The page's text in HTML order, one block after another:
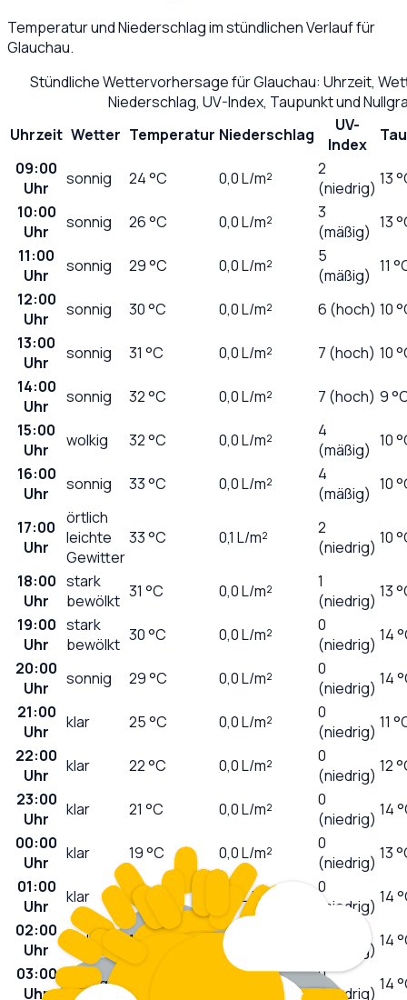
Temperatur und Niederschlag im stündlichen Verlauf für
Glauchau.
Stündliche Wettervorhersage fürGlauchau: Uhrzeit,
Niederschlag, UV-Index, Taupunkt und
Uhrzeit Wetter Temperatur Niederschlag
UV-
Index
09:00
Uhr
sonnig 24°C 0,0L/m²
2
(niedrig) 13
10:00
Uhr
sonnig 26°C 0,0L/m²
3
(mäßig) 13
11:00
Uhr
sonnig 29°C 0,0L/m²
5
(mäßig) 11
12:00
Uhr
sonnig 30°C 0,0L/m² 6 (hoch) 10
13:00
Uhr
sonnig 31 °C 0,0L/m² 7 (hoch) 10
14:00
Uhr
sonnig 32°C 0,0L/m² 7 (hoch) 9
15:00
Uhr
wolkig 32°C 0,0L/m²
4
(mäßig) 10
16:00
Uhr
sonnig 33°C 0,0L/m²
4
(mäßig) 10
17:00
Uhr
örtlich
leichte
Gewitter
33°C 0,1 L/m²
2
(niedrig) 10
18:00
Uhr
stark
bewölkt 31 °C 0,0L/m²
1
(niedrig) 13
19:00
Uhr
stark
bewölkt 30°C 0,0L/m²
0
(niedrig) 14
20:00
Uhr
sonnig 29°C 0,0L/m²
0
(niedrig) 14
21:00
Uhr
klar 25°C 0,0L/m²
0
(niedrig) 11
22:00
Uhr
klar 22°C 0,0L/m²
0
(niedrig) 12
23:00
Uhr
klar 21 °C 0,0L/m²
0
(niedrig) 14
00:00
Uhr
klar 19°C 0,0L/m²
0
(niedrig) 13
01:00
Uhr
klar 18 L/m²
0
(niedrig) 14
02:00
Uhr
wolkig 18 0,0
(niedrig) 14
03:00
Uhr
wolkig
0
(niedrig) 14